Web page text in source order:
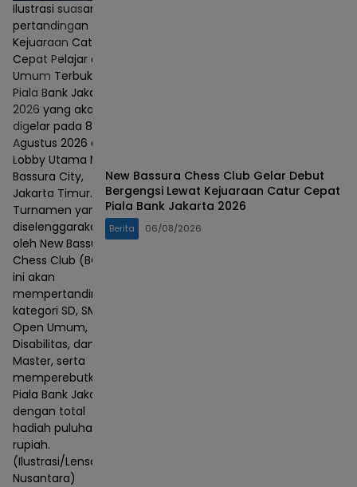
Ilustrasi suasana
pertandingan
Kejuaraan Catur
Cepat Pelajar dan
Umum Terbuka
Piala Bank Jakarta
2026 yang akan
digelar pada 8–9
Agustus 2026 di
Lobby Utama Mall
Bassura City,
Jakarta Timur.
Turnamen yang
diselenggarakan
oleh New Bassura
Chess Club (BCC)
ini akan
mempertandingkan
kategori SD, SMP,
Open Umum,
Disabilitas, dan
Master, serta
memperebutkan
Piala Bank Jakarta
dengan total
hadiah puluhan juta
rupiah.
(Ilustrasi/Lensa
Nusantara)
New Bassura Chess Club Gelar Debut
Bergengsi Lewat Kejuaraan Catur Cepat
Piala Bank Jakarta 2026
Berita 06/08/2026